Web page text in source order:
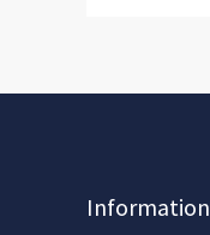
Information